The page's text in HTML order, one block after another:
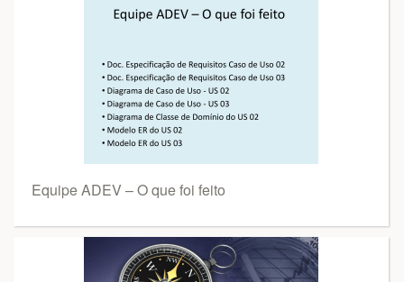
Equipe ADEV – O que foi feito